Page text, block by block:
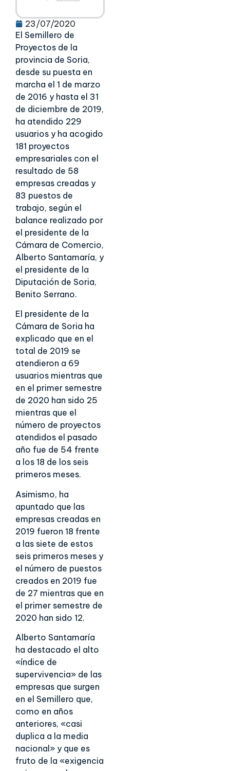
23/07/2020
El Semillero de
Proyectos de la
provincia de Soria,
desde su puesta en
marcha el 1 de marzo
de 2016 y hasta el 31
de diciembre de 2019,
ha atendido 229
usuarios y ha acogido
181 proyectos
empresariales con el
resultado de 58
empresas creadas y
83 puestos de
trabajo, según el
balance realizado por
el presidente de la
Cámara de Comercio,
Alberto Santamaría, y
el presidente de la
Diputación de Soria,
Benito Serrano.
El presidente de la
Cámara de Soria ha
explicado que en el
total de 2019 se
atendieron a 69
usuarios mientras que
en el primer semestre
de 2020 han sido 25
mientras que el
número de proyectos
atendidos el pasado
año fue de 54 frente
a los 18 de los seis
primeros meses.
Asimismo, ha
apuntado que las
empresas creadas en
2019 fueron 18 frente
a las siete de estos
seis primeros meses y
el número de puestos
creados en 2019 fue
de 27 mientras que en
el primer semestre de
2020 han sido 12.
Alberto Santamaría
ha destacado el alto
«índice de
supervivencia» de las
empresas que surgen
en el Semillero que,
como en años
anteriores, «casi
duplica a la media
nacional» y que es
fruto de la «exigencia